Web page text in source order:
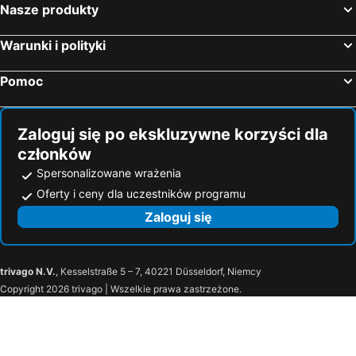
Nasze produkty
Warunki i polityki
Pomoc
Zaloguj się po ekskluzywne korzyści dla
członków
Spersonalizowane wrażenia
Oferty i ceny dla uczestników programu
Zaloguj się
trivago N.V., Kesselstraße 5 – 7, 40221 Düsseldorf, Niemcy
Copyright 2026 trivago | Wszelkie prawa zastrzeżone.